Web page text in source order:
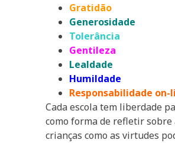
Gratidão
Generosidade
Tolerância
Gentileza
Lealdade
Humildade
Responsabilidade on-
Cada escola tem liberdade
como forma de refletir
crianças como as virtudes